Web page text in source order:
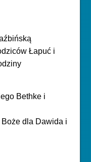
Łapuć i
Bethke i
Boże dla Dawida i